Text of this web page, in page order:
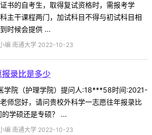
书的自考生，取得复试资格时，需报考学
主干课程两门，加试科目不得与初试科目相
时候会提供 ...
编 南通大学 2022-10-23
录比是多少
学院（护理学院）提问人:18***58时间:2021-
师您好，请问贵校外科学一志愿往年报录比
学硕还是专硕？ ...
编 南通大学 2022-10-23